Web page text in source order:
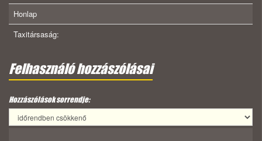
Honlap
Taxitársaság:
Felhasználó hozzászólásai
Hozzászólások sorrendje: